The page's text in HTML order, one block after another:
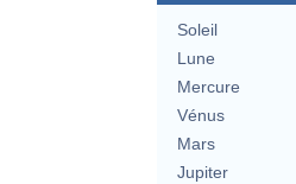
Soleil
Lune
Mercure
Vénus
Mars
Jupiter